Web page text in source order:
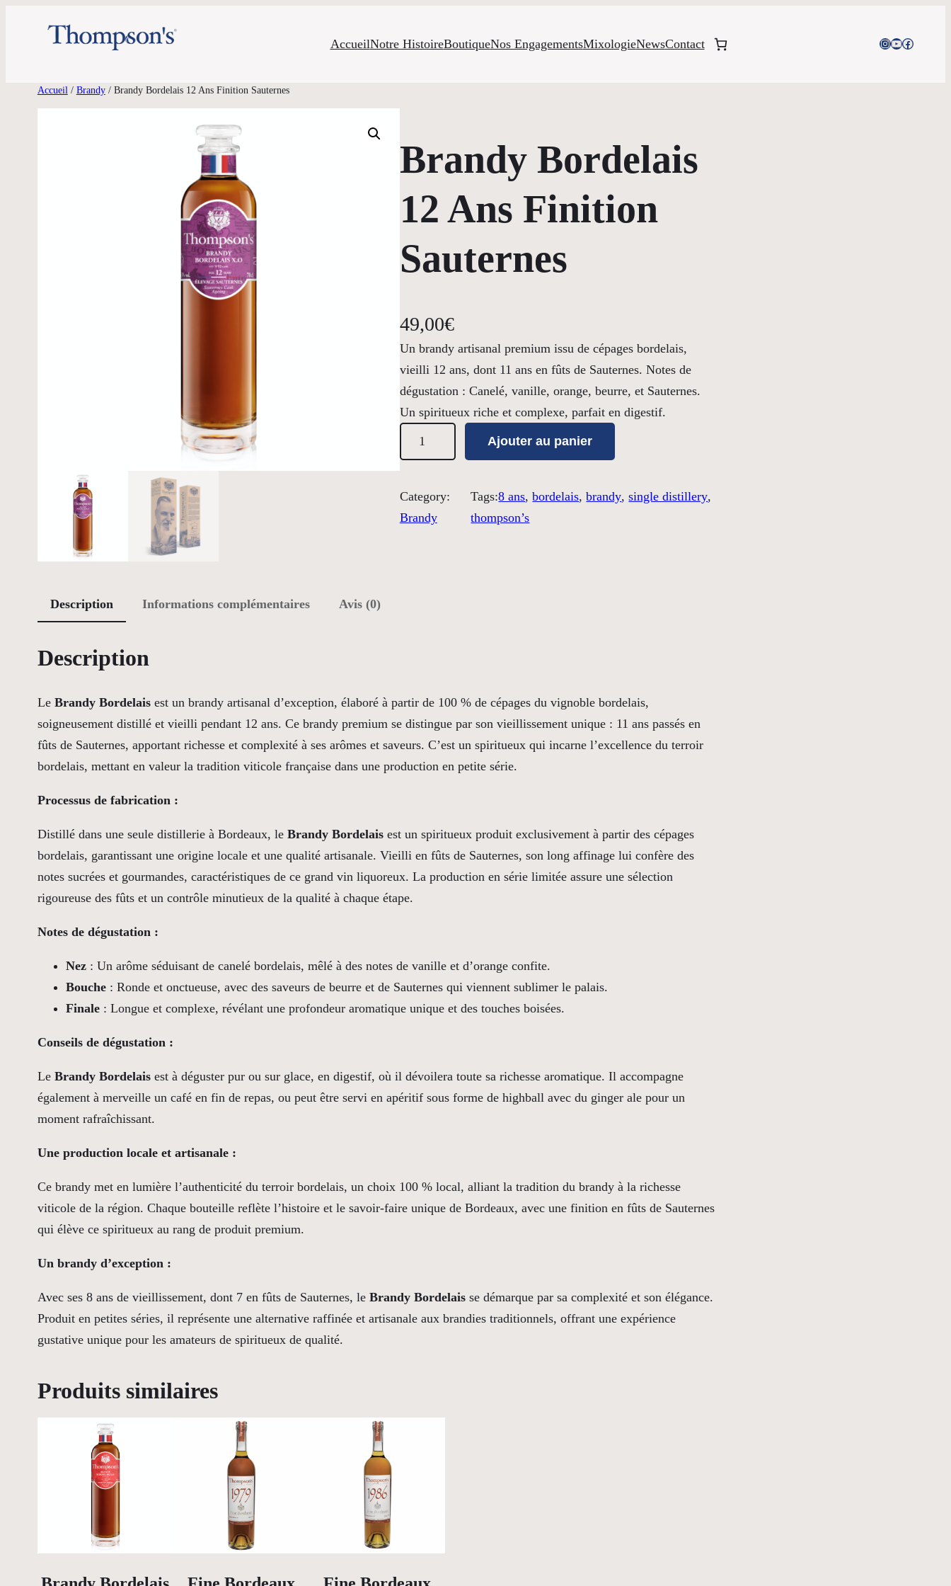
AccueilNotre HistoireBoutiqueNos EngagementsMixologieNewsContact Instagram
YouTube
Facebook
Accueil / Brandy/ Brandy Bordelais 12 Ans Finition Sauternes
Brandy Bordelais
12 Ans Finition
Sauternes
49,00€
Un brandy artisanal premium issu de cépages bordelais,
vieilli 12 ans, dont 11 ans en fûts de Sauternes. Notes de
dégustation : Canelé, vanille, orange, beurre, et Sauternes.
Un spiritueux riche et complexe, parfait en digestif.
a
n
t
n
d
y
B
d
e
l
a
1
2
A
F
i
t
e
Ajouter au panier
Category:
Brandy
Tags:8 ans, bordelais, brandy, single distillery,
thompson’s
Description Informations complémentaires Avis (0)
Description
Le Brandy Bordelaisest un brandy artisanal d’exception, élaboré à partir de 100 % de cépages du vignoble bordelais,
soigneusement distillé et vieilli pendant 12 ans. Ce brandy premium se distingue par son vieillissement unique : 11 ans passés en
fûts de Sauternes, apportant richesse et complexité à ses arômes et saveurs. C’est un spiritueux qui incarne l’excellence du terroir
bordelais, mettant en valeur la tradition viticole française dans une production en petite série.
Processus de fabrication :
Distillé dans une seule distillerie à Bordeaux, le Brandy Bordelaisest un spiritueux produit exclusivement à partir des cépages
bordelais, garantissant une origine locale et une qualité artisanale. Vieilli en fûts de Sauternes, son long affinage lui confère des
notes sucrées et gourmandes, caractéristiques de ce grand vin liquoreux. La production en série limitée assure une sélection
rigoureuse des fûts et un contrôle minutieux de la qualité à chaque étape.
Notes de dégustation :
Nez: Un arôme séduisant de canelé bordelais, mêlé à des notes de vanille et d’orange confite.
Bouche: Ronde et onctueuse, avec des saveurs de beurre et de Sauternes qui viennent sublimer le palais.
Finale: Longue et complexe, révélant une profondeur aromatique unique et des touches boisées.
Conseils de dégustation :
Le Brandy Bordelaisest à déguster pur ou sur glace, en digestif, où il dévoilera toute sa richesse aromatique. Il accompagne
également à merveille un café en fin de repas, ou peut être servi en apéritif sous forme de highball avec du ginger ale pour un
moment rafraîchissant.
Une production locale et artisanale :
Ce brandy met en lumière l’authenticité du terroir bordelais, un choix 100 % local, alliant la tradition du brandy à la richesse
viticole de la région. Chaque bouteille reflète l’histoire et le savoir-faire unique de Bordeaux, avec une finition en fûts de Sauternes
qui élève ce spiritueux au rang de produit premium.
Un brandy d’exception :
Avec ses 8 ans de vieillissement, dont 7 en fûts de Sauternes, le Brandy Bordelaisse démarque par sa complexité et son élégance.
Produit en petites séries, il représente une alternative raffinée et artisanale aux brandies traditionnels, offrant une expérience
gustative unique pour les amateurs de spiritueux de qualité.
Produits similaires